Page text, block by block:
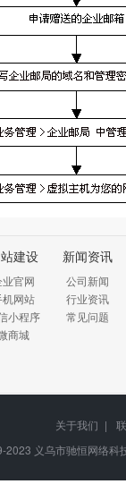
建设
业官网
机网站
小程序
商城
新闻资讯
公司新闻
行业资讯
常见问题
关于我们 |
2023 义乌市驰恒网络科